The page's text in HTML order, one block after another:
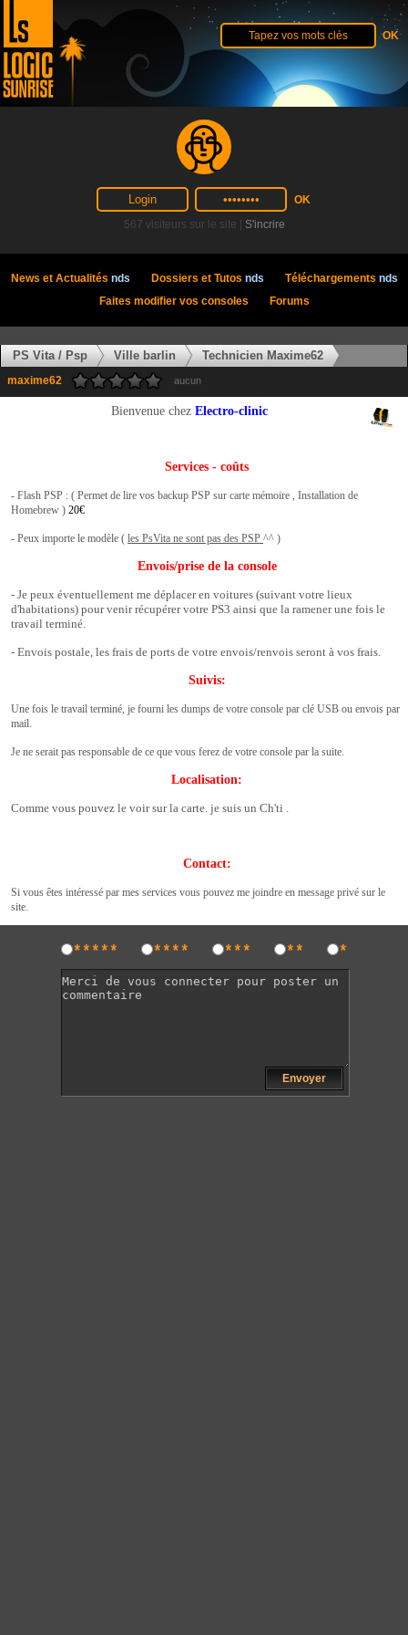
567 visiteurs sur le site | S'incrire
News et Actualités nds Dossiers et Tutos nds Téléchargements nds
Faites modifier vos consoles
Forums
PS Vita / Psp Ville barlin Technicien Maxime62
maxime62 aucun
Bienvenue chez Electro-clinic
Services - coûts
- Flash PSP : ( Permet de lire vos backup PSP sur carte mémoire , Installation de
Homebrew ) 20€
- Peux importe le modèle ( les PsVita ne sont pas des PSP ^^ )
Envois/prise de la console
- Je peux éventuellement me déplacer en voitures (suivant votre lieux
d'habitations) pour venir récupérer votre PS3 ainsi que la ramener une fois le
travail terminé.
- Envois postale, les frais de ports de votre envois/renvois seront à vos frais.
Suivis:
Une fois le travail terminé, je fourni les dumps de votre console par clé USB ou envois par
mail.
Je ne serait pas responsable de ce que vous ferez de votre console par la suite.
Localisation:
Comme vous pouvez le voir sur la carte. je suis un Ch'ti .
Contact:
Si vous êtes intéressé par mes services vous pouvez me joindre en message privé sur le
site.
***** **** *** ** *
Envoyer